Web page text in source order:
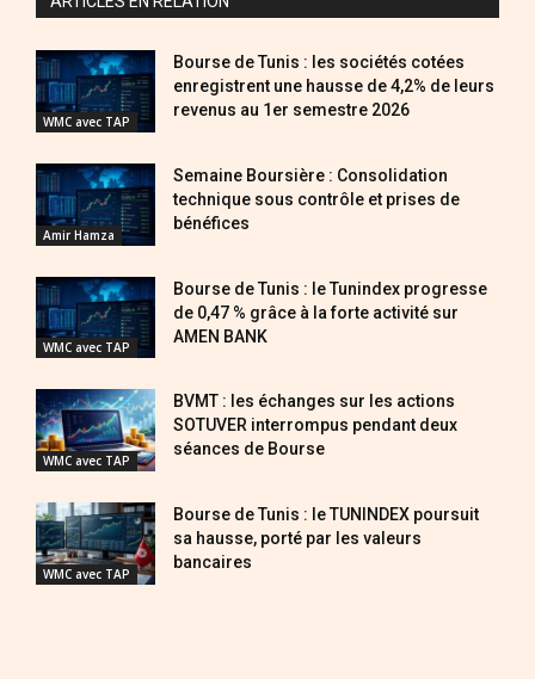
WMC avec TAP
Bourse de Tunis : les sociétés cotées
enregistrent une hausse de 4,2% de leurs
revenus au 1er semestre 2026
Amir Hamza
Semaine Boursière : Consolidation
technique sous contrôle et prises de
bénéfices
WMC avec TAP
Bourse de Tunis : le Tunindex progresse
de 0,47 % grâce à la forte activité sur
AMEN BANK
WMC avec TAP
BVMT : les échanges sur les actions
SOTUVER interrompus pendant deux
séances de Bourse
WMC avec TAP
Bourse de Tunis : le TUNINDEX poursuit
sa hausse, porté par les valeurs
bancaires